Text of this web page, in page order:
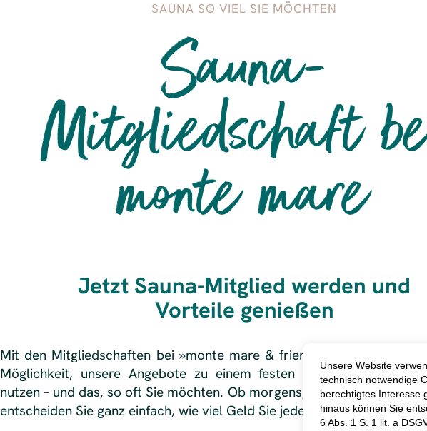
Sauna-
Mitgliedschaft
monte mare
SAUNA SO VIEL SIE MÖCHTEN
Jetzt Sauna-Mitglied werden und
Vorteile genießen
Mit den Mitgliedschaften bei »monte mare & friends« haben Sie die
Möglichkeit, unsere Angebote zu einem festen monatlichen
nutzen – und das, so oft Sie möchten. Ob morgens, abends oder den
entscheiden Sie ganz einfach, wie viel Geld Sie jeden Monat sparen